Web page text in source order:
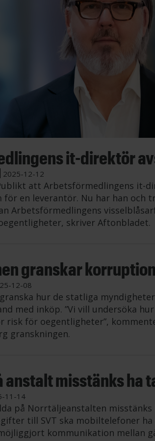
it-direktör
2025-12-12
att Arbetsförmedlingens it-
för en leverantör. Nu har han och
Arbetsförmedlingens
skriver Aftonbladet.
granskar
12-08
granska hur de statliga
med inköp. ”Vi vill undersöka
risk för oegentligheter”,
granskningen.
anstalt misstänks ha
11-14
på Norrtäljeanstalten
till SVT ska mobiltelefoner
kommunikation mellan